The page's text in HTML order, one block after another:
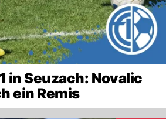
in Seuzach: Novalic
ein Remis